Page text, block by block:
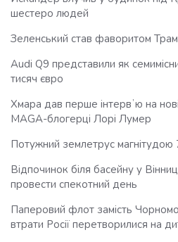
шестеро людей
Зеленський став фаворитом
Audi Q9 представили як
тисяч євро
Хмара дав перше інтервʼю на
MAGA-блогерці Лорі Лумер
Потужний землетрус магнітудою
Відпочинок біля басейну у
провести спекотний день
Паперовий флот замість
втрати Росії перетворилися на